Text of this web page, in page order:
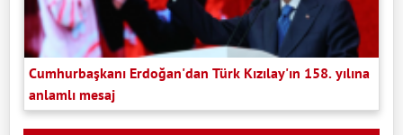
Cumhurbaşkanı Erdoğan'dan Türk Kızılay'ın 158. yılına
anlamlı mesaj